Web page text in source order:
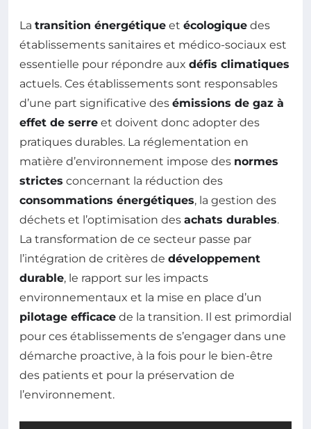
La transition énergétique et écologique des
établissements sanitaires et médico-sociaux est
essentielle pour répondre aux défis climatiques
actuels. Ces établissements sont responsables
d’une part significative des émissions de gaz à
effet de serre et doivent donc adopter des
pratiques durables. La réglementation en
matière d’environnement impose des normes
strictes concernant la réduction des
consommations énergétiques, la gestion des
déchets et l’optimisation des achats durables.
La transformation de ce secteur passe par
l’intégration de critères de développement
durable, le rapport sur les impacts
environnementaux et la mise en place d’un
pilotage efficace de la transition. Il est primordial
pour ces établissements de s’engager dans une
démarche proactive, à la fois pour le bien-être
des patients et pour la préservation de
l’environnement.